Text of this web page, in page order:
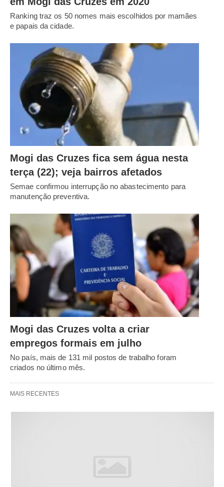
Ranking traz os 50 nomes mais escolhidos por mamães
e papais da cidade.
Mogi das Cruzes fica sem água nesta
terça (22); veja bairros afetados
Semae confirmou interrupção no abastecimento para
manutenção preventiva.
Mogi das Cruzes volta a criar
empregos formais em julho
No país, mais de 131 mil postos de trabalho foram
criados no último mês.
MAIS RECENTES